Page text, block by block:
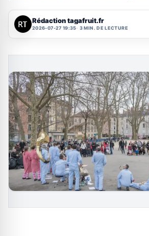
Rédaction tagafruit.fr
2026-07-27 19:35 3 MIN. DE LECTURE